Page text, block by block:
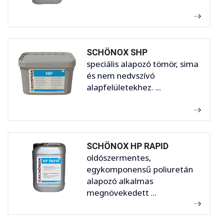
SCHÖNOX SHP
speciális alapozó tömör, sima
és nem nedvszívó
alapfelületekhez. ...
SCHÖNOX HP RAPID
oldószermentes,
egykomponensű poliuretán
alapozó alkalmas
megnövekedett ...